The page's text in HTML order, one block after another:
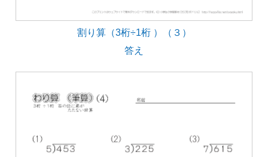
割り算（3桁÷1桁 ）（３）
答え